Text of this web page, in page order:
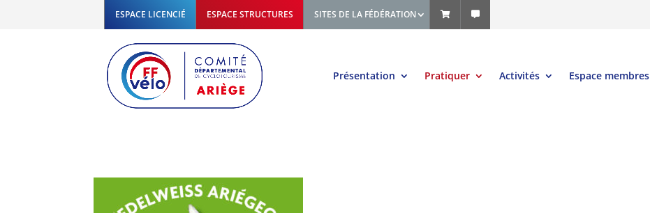
ESPACE LICENCIÉ ESPACE STRUCTURES SITES DE LA FÉDÉRATION
Présentation Pratiquer Activités Espace membres